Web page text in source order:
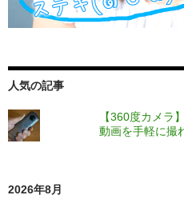
人気の記事
【360度カメラ
動画を手軽に撮
2026年8月